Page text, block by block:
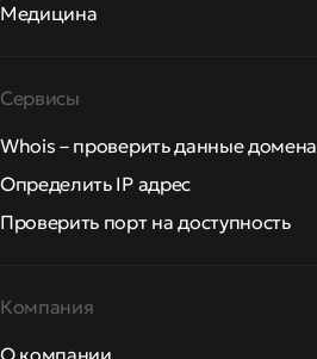
Медицина
Сервисы
Whois – проверить данные домена
Определить IP адрес
Проверить порт на доступность
Компания
О компании